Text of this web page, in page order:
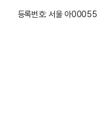
등록번호: 서울 아00055